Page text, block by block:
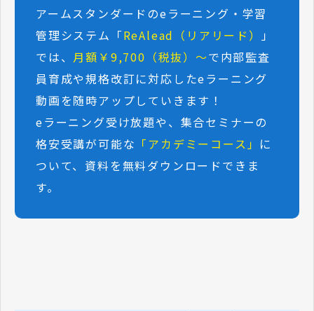
アームスタンダードのeラーニング・学習
管理システム「ReAlead （リアリード）
」
では、 月額￥9,700（税抜）～で内部監査
員育成や規格改訂に対応したeラーニング
動画を随時アップしていきます！
eラーニング受け放題や、集合セミナーの
格安受講が可能な 「アカデミーコース」 に
ついて、資料を無料ダウンロードできま
す。